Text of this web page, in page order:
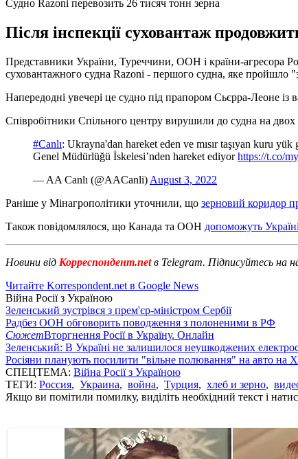
Судно Razoni перевозить 26 тисяч тонн зерна
Після інспекції суховантаж
Представники України, Туреччини, ООН і країни-агресора
суховантажного судна Razoni - першого судна, яке
Напередодні увечері це судно під прапором Сьєрра-Леоне із
Співробітники Спільного центру вирушили до судна на двох
#Canlı: Ukrayna'dan hareket eden ve mısır taşıyan kuru
Genel Müdürlüğü İskelesi’nden hareket ediyorhttps://t.co/
— AA Canlı (@AACanli) August 3, 2022
Раніше у Мінагрополітики уточнили, що зерновий коридор
Також повідомлялося, що Канада та ООН допоможуть
Новини від Корреспондент.netв Telegram. Підписуйтесь на
Читайте Korrespondent.net в Google News
Війна Росії з Україною
Зеленський зустрівся з прем'єр-міністром Сербії
Радбез ООН обговорить поводження з полоненими в РФ
СюжетВторгнення Росії в Україну. Онлайн
Зеленський: В Україні не залишилося неушкоджених
Росіяни планують посилити "вільне полювання" на авто на
СПЕЦТЕМА: Війна Росії з Україною
ТЕГИ: Россия, Украина, война, Турция, хлеб и зерно,
Якщо ви помітили помилку, виділіть необхідний текст і